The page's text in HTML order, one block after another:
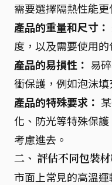
需要選擇隔熱性能更
產品的重量和尺寸：
度，以及需要使用的
產品的易損性： 易
衝保護，例如泡沫填
產品的特殊要求：
化、防光等特殊保
考慮進去。
二、 評估不同包裝材
市面上常見的高溫